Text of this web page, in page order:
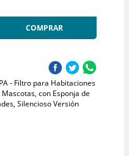
COMPRAR
- Filtro para Habitaciones
con Esponja de
Silencioso Versión